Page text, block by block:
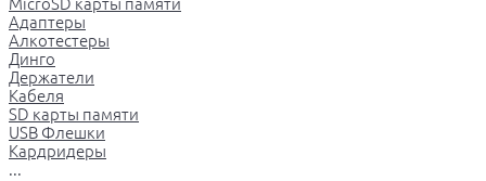
MicroSD карты памяти
Адаптеры
Алкотестеры
Динго
Держатели
Кабеля
SD карты памяти
USB Флешки
Кардридеры
...